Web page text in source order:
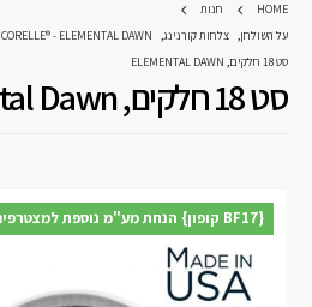
HOME
חנות
על השולחן, צלחות קורנינג,
CORELLE® - ELEMENTAL DAWN
סט 18 חלקים, ELEMENTAL DAWN
סט 18 חלקים, Elemental Dawn
{BF17 קופון} הנחת מע"מ נוספת למצטרפים חדשים